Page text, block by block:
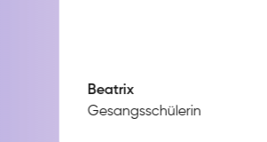
Beatrix
Gesangsschülerin